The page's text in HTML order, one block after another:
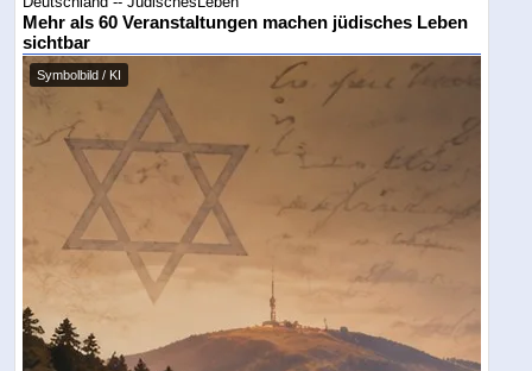
Mehr als 60 Veranstaltungen machen jüdisches Leben
sichtbar
Symbolbild / KI